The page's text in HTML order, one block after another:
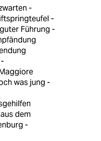
-
-
Führung -
was jung -
dem
-